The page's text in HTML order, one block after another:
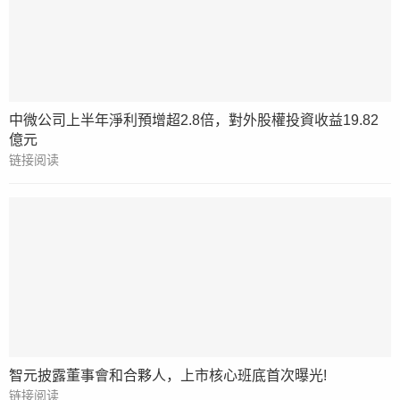
中微公司上半年淨利預增超2.8倍，對外股權投資收益19.82
億元
链接阅读
智元披露董事會和合夥人，上市核心班底首次曝光!
链接阅读